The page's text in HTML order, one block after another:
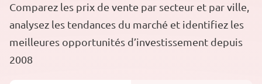
Comparez les prix de vente par secteur et par ville,
analysez les tendances du marché et identifiez les
meilleures opportunités d’investissement depuis
2008